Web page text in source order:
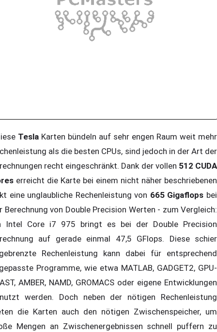
Tesla Karten bündeln auf sehr engen Raum weit mehr
als die besten CPUs, sind jedoch in der Art der
recht eingeschränkt. Dank der vollen 512 CUDA
erreicht die Karte bei einem nicht näher beschriebenen
eine unglaubliche Rechenleistung von 665 Gigaflops bei
Berechnung von Double Precision Werten - zum Vergleich:
Intel Core i7 975 bringt es bei der Double Precision
auf gerade einmal 47,5 GFlops. Diese schier
Rechenleistung kann dabei für entsprechend
Programme, wie etwa MATLAB, GADGET2, GPU-
AMBER, NAMD, GROMACS oder eigene Entwicklungen
werden. Doch neben der nötigen Rechenleistung
die Karten auch den nötigen Zwischenspeicher, um
Mengen an Zwischenergebnissen schnell puffern zu